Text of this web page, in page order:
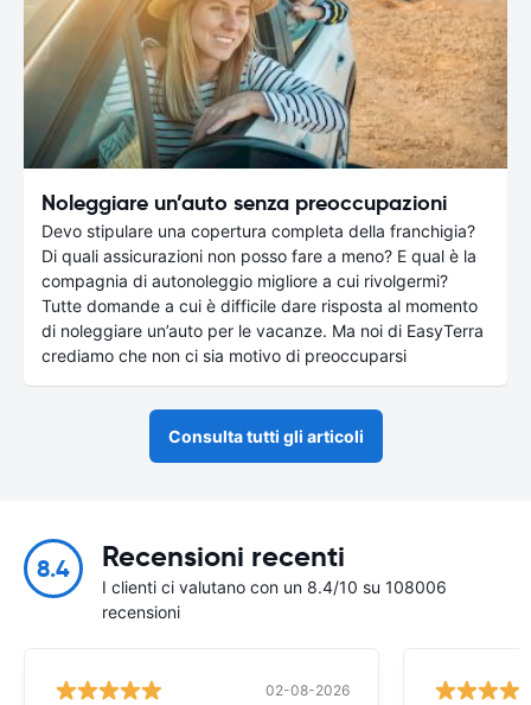
Noleggiare un’auto senza preoccupazioni
Devo stipulare una copertura completa della franchigia?
Di quali assicurazioni non posso fare a meno? E qual è la
compagnia di autonoleggio migliore a cui rivolgermi?
Tutte domande a cui è difficile dare risposta al momento
di noleggiare un’auto per le vacanze. Ma noi di EasyTerra
crediamo che non ci sia motivo di preoccuparsi
Consulta tutti gli articoli
8.4 Recensioni recenti
I clienti ci valutano con un 8.4/10 su 108006
recensioni
02-08-2026